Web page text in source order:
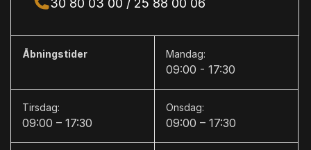
Højdejusterbare forsæder
Internet
Isofix
K
30 80 03 00 / 25 88 00 06
Åbningstider Mandag:
09:00 - 17:30
Tirsdag:
09:00 – 17:30
Onsdag:
09:00 – 17:30